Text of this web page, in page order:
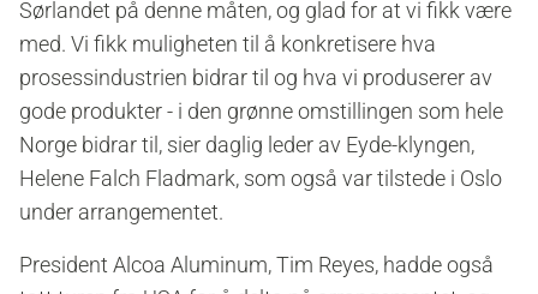
Sørlandet på denne måten, og glad for at vi fikk være
med. Vi fikk muligheten til å konkretisere hva
prosessindustrien bidrar til og hva vi produserer av
gode produkter - i den grønne omstillingen som hele
Norge bidrar til, sier daglig leder av Eyde-klyngen,
Helene Falch Fladmark, som også var tilstede i Oslo
under arrangementet.
President Alcoa Aluminum, Tim Reyes, hadde også